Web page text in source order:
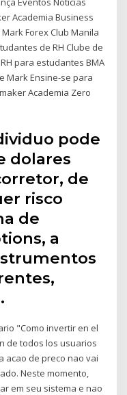
Academia Business
Forex Club Manila
de RH Clube de
para estudantes BMA
Mark Ensine-se para
Academia Zero
pode
dolares
de
risco
de
a
"Como invertir en el
de todos los usuarios
acao de preco nao vai
Neste momento,
em seu sistema e nao